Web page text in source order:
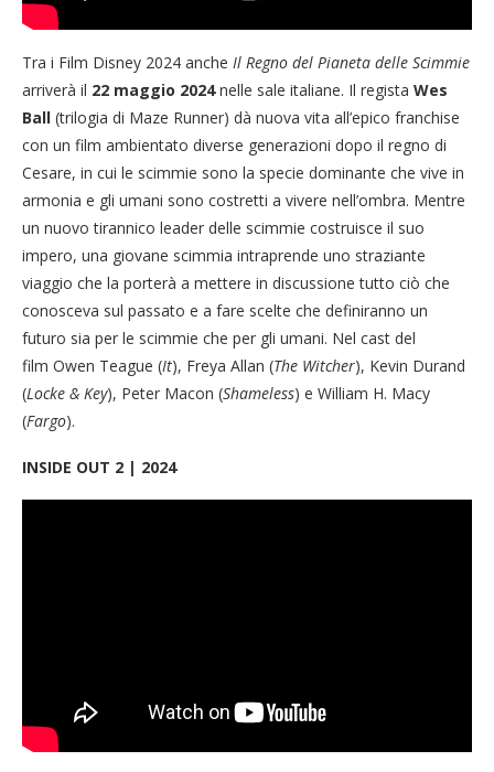
Tra i Film Disney 2024 anche Il Regno del Pianeta delle Scimmie
arriverà il 22 maggio 2024nelle sale italiane. Il regista Wes
Ball (trilogia di Maze Runner) dà nuova vita all’epico franchise
con un film ambientato diverse generazioni dopo il regno di
Cesare, in cui le scimmie sono la specie dominante che vive in
armonia e gli umani sono costretti a vivere nell’ombra. Mentre
un nuovo tirannico leader delle scimmie costruisce il suo
impero, una giovane scimmia intraprende uno straziante
viaggio che la porterà a mettere in discussione tutto ciò che
conosceva sul passato e a fare scelte che definiranno un
futuro sia per le scimmie che per gli umani. Nel cast del
film Owen Teague (It), Freya Allan (The Witcher), Kevin Durand
(Locke & Key), Peter Macon (Shameless) e William H. Macy
(Fargo).
INSIDE OUT 2 | 2024